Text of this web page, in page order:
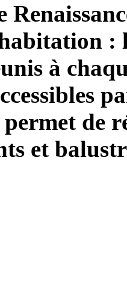
à
de
et